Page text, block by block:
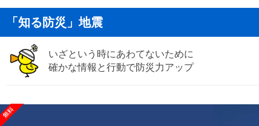
「知る防災」地震
いざという時にあわてないために
確かな情報と行動で防災力アップ